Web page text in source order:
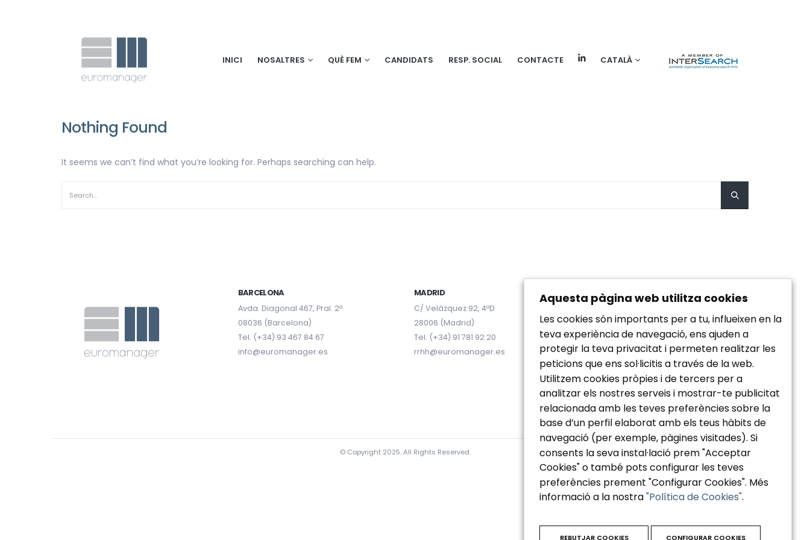
INICI NOSALTRES QUÈ FEM CANDIDATS RESP. SOCIAL CONTACTE CATALÀ
Nothing Found
It seems we can’t find what you’re looking for. Perhaps searching can help.
BARCELONA
Avda. Diagonal 467, Pral. 2ª
08036 (Barcelona)
Tel. (+34) 93 467 84 67
info@euromanager.es
MADRID
C/ Velázquez 92, 4ºD
28006 (Madrid)
Tel. (+34) 91 781 92 20
rrhh@euromanager.es
Política de privacidad
Política de Cookies
Accesibilidad
© Copyright 2025. All Rights Reserved.
Aquesta pàgina web utilitza cookies
Les cookies són importants per a tu, influeixen en la
teva experiència de navegació, ens ajuden a
protegir la teva privacitat i permeten realitzar les
peticions que ens sol·licitis a través de la web.
Utilitzem cookies pròpies i de tercers per a
analitzar els nostres serveis i mostrar-te publicitat
relacionada amb les teves preferències sobre la
base d’un perfil elaborat amb els teus hàbits de
navegació (per exemple, pàgines visitades). Si
consents la seva instal·lació prem "Acceptar
Cookies" o també pots configurar les teves
preferències prement "Configurar Cookies". Més
informació a la nostra"Política de Cookies".
REBUTJAR COOKIES CONFIGURAR COOKIES